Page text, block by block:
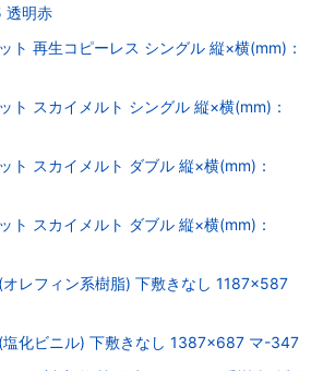
透明赤
ト 再生コピーレス シングル 縦×横(mm)：
ト スカイメルト シングル 縦×横(mm)：
ト スカイメルト ダブル 縦×横(mm)：
ト スカイメルト ダブル 縦×横(mm)：
レフィン系樹脂) 下敷きなし 1187×587
塩化ビニル) 下敷きなし 1387×687 マ-347